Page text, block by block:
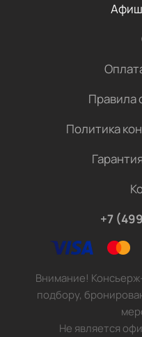
Правила
Политика
+7
Внимание!
подбору,
Не является